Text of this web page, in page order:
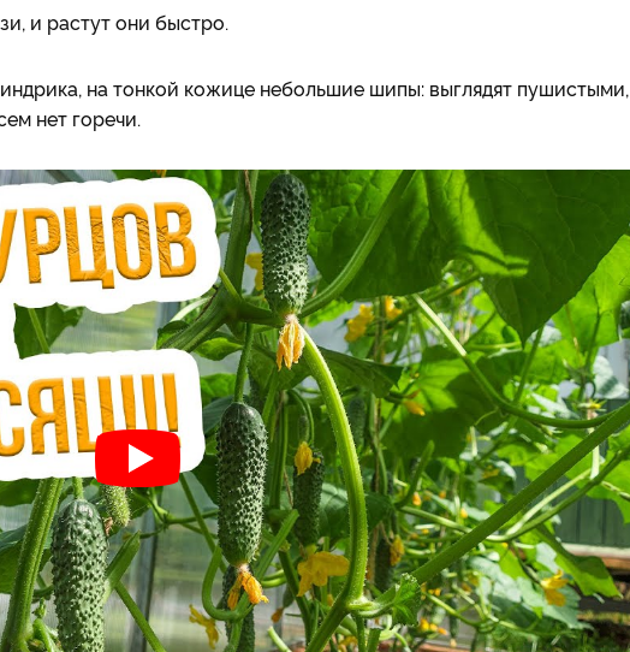
и растут они быстро.
на тонкой кожице небольшие шипы: выглядят пушистыми,
нет горечи.